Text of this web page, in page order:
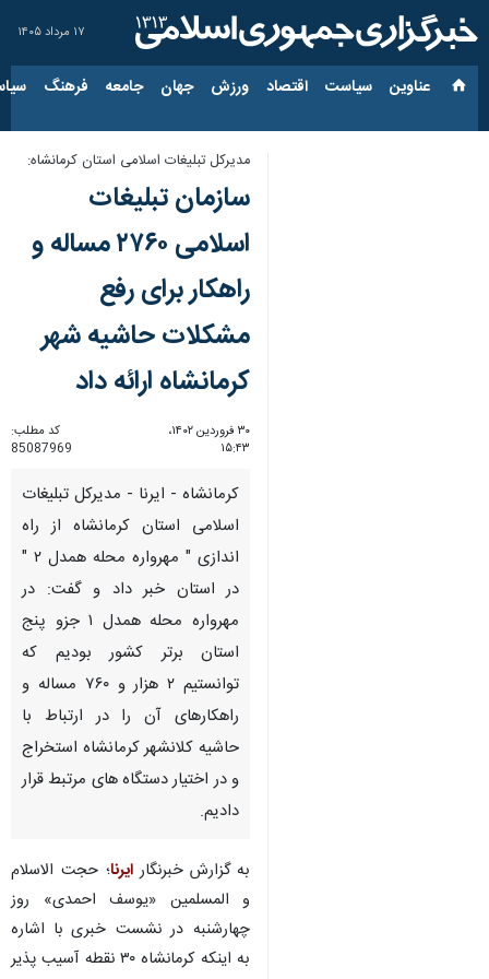
۱۷ مرداد ۱۴۰۵
عناوین‌ سیاست اقتصاد ورزش جهان جامعه فرهنگ
مدیرکل تبلیغات اسلامی استان کرمانشاه:
سازمان تبلیغات
اسلامی ۲۷۶۰ مساله و
راهکار برای رفع
مشکلات حاشیه شهر
کرمانشاه ارائه داد
۳۰ فروردین ۱۴۰۲،
۱۵:۴۳
کد مطلب:
85087969
کرمانشاه - ایرنا - مدیرکل تبلیغات
اسلامی استان کرمانشاه از راه
اندازی " مهرواره محله همدل ۲ "
در استان خبر داد و گفت: در
مهرواره محله همدل ۱ جزو پنج
استان برتر کشور بودیم که
توانستیم ۲ هزار و ۷۶۰ مساله و
راهکارهای آن را در ارتباط با
حاشیه کلانشهر کرمانشاه استخراج
و در اختیار دستگاه های مرتبط قرار
دادیم.
به گزارش خبرنگار ایرنا؛ حجت الاسلام
و المسلمین «یوسف احمدی» روز
چهارشنبه در نشست خبری با اشاره
به اینکه کرمانشاه ۳۰ نقطه آسیب پذیر